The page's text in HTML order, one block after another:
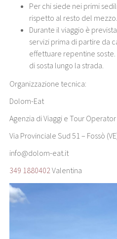
Per chi siede nei primi
rispetto al resto del mezzo.
Durante il viaggio è
servizi prima di partire da
effettuare repentine
di sosta lungo la strada.
Organizzazione tecnica:
Dolom-Eat
Agenzia di Viaggi e Tour Operator
Via Provinciale Sud 51 – Fossò
info@dolom-eat.it
349 1880402 Valentina